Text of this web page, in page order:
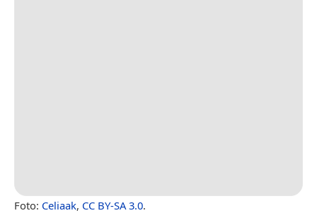
Foto: Celiaak, CC BY-SA 3.0.